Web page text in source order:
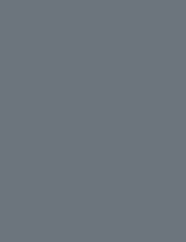
Kasus Etik Gubernur